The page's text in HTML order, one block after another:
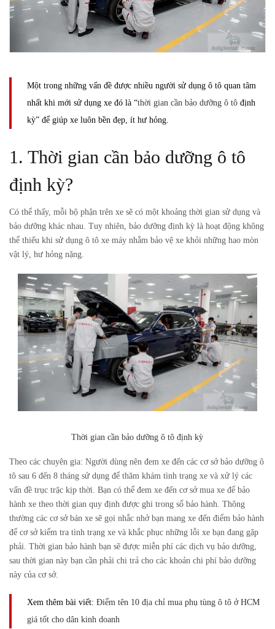
Một trong những vấn đề được nhiều người sử dụng ô tô quan tâm
nhất khi mới sử dụng xe đó là “thời gian cần bảo dưỡng ô tô định
kỳ” để giúp xe luôn bền đẹp, ít hư hỏng.
1. Thời gian cần bảo dưỡng ô tô
định kỳ?
Có thể thấy, mỗi bộ phận trên xe sẽ có một khoảng thời gian sử dụng và
bảo dưỡng khác nhau. Tuy nhiên, bảo dưỡng định kỳ là hoạt động không
thể thiếu khi sử dụng ô tô xe máy nhằm bảo vệ xe khỏi những hao mòn
vật lý, hư hỏng nặng.
Thời gian cần bảo dưỡng ô tô định kỳ
Theo các chuyên gia: Người dùng nên đem xe đến các cơ sở bảo dưỡng ô
tô sau 6 đến 8 tháng sử dụng để thăm khám tình trạng xe và xử lý các
vấn đề trục trặc kịp thời. Bạn có thể đem xe đến cơ sở mua xe để bảo
hành xe theo thời gian quy định được ghi trong sổ bảo hành. Thông
thường các cơ sở bán xe sẽ gọi nhắc nhở bạn mang xe đến điểm bảo hành
để cơ sở kiểm tra tình trạng xe và khắc phục những lỗi xe bạn đang gặp
phải. Thời gian bảo hành bạn sẽ được miễn phí các dịch vụ bảo dưỡng,
sau thời gian này bạn cần phải chi trả cho các khoản chi phí bảo dưỡng
này của cơ sở.
Xem thêm bài viết: Điểm tên 10 địa chỉ mua phụ tùng ô tô ở HCM
giá tốt cho dân kinh doanh